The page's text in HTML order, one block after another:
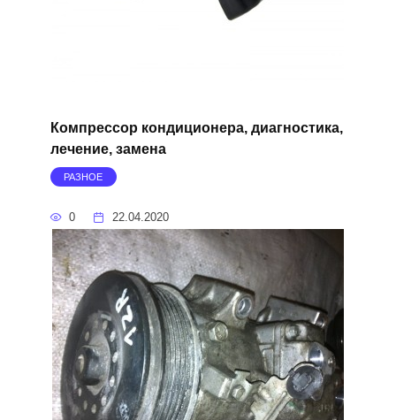
Компрессор кондиционера, диагностика,
лечение, замена
РАЗНОЕ
0 22.04.2020